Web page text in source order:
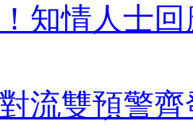
知情人士
流雙預警